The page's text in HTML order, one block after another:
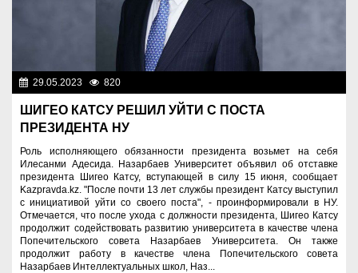
29.05.2023 820
ШИГЕО КАТСУ РЕШИЛ УЙТИ С ПОСТА
ПРЕЗИДЕНТА НУ
Роль исполняющего обязанности президента возьмет на себя
Илесанми Адесида. Назарбаев Университет объявил об отставке
президента Шигео Катсу, вступающей в силу 15 июня, сообщает
Kazpravda.kz. "После почти 13 лет службы президент Катсу выступил
с инициативой уйти со своего поста", - проинформировали в НУ.
Отмечается, что после ухода с должности президента, Шигео Катсу
продолжит содействовать развитию университета в качестве члена
Попечительского совета Назарбаев Университета. Он также
продолжит работу в качестве члена Попечительского совета
Назарбаев Интеллектуальных школ, Наз...